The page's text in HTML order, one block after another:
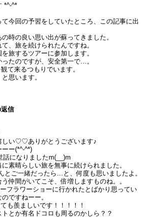
*^-^*
今回の予習をしていたところ、この記事に出
時の良い思い出が蘇ってきました。
、旅を続けられたんですね。
旅するツアーに参加します。
たのですが、安全第一で…。
て来るつもりでいます。
思います。
信
しい♡♡ありがとうございます♪
ー(*^-^*)
話になりましたm(__)m
素晴らしい旅を無事に続けられました。
とご一緒だったら…と、何度も思いましたよ。
仲間がいてこそ、倍増しますものね。。
フラワーショーに行かれたとばかり思ってい
ですねーー。
も羨ましいです！！！！！
とか有名ドコロも周るのかしら？？